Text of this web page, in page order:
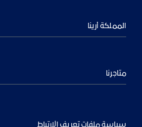
المملكة أرينا
متاجرنا
سياسة ملفات تعريف الارتباط